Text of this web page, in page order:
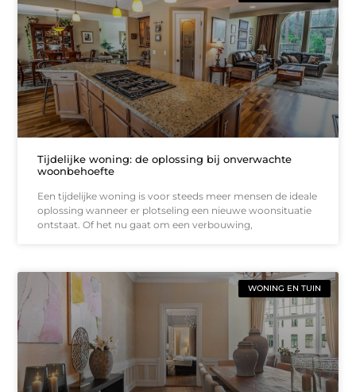
Tijdelijke woning: de oplossing bij onverwachte
woonbehoefte
Een tijdelijke woning is voor steeds meer mensen de ideale
oplossing wanneer er plotseling een nieuwe woonsituatie
ontstaat. Of het nu gaat om een verbouwing,
WONING EN TUIN